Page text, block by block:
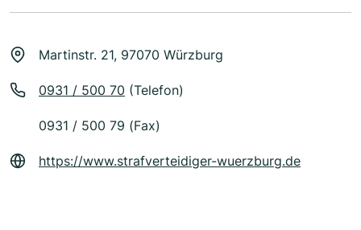
Martinstr. 21, 97070 Würzburg
0931 / 500 70 (Telefon)
0931 / 500 79 (Fax)
https://www.strafverteidiger-wuerzburg.de